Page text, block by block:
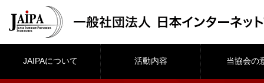
JAIPAについて 活動内容 当協会の